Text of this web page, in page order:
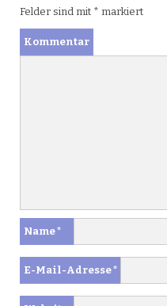
Felder sind mit * markiert
Kommentar
Name*
E-Mail-Adresse*